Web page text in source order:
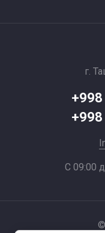
г.
С 09:00